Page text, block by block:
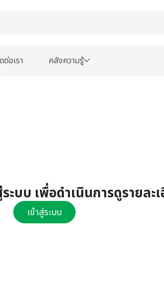
ต่อเรา คลังความรู้
บบ เพื่อดำเนินการดูรายละ
เข้าสู่ระบบ